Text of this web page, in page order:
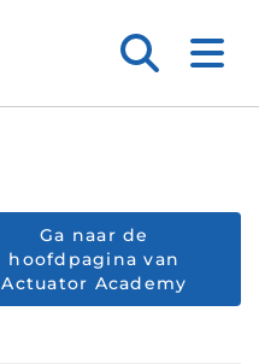
Ga naar de
hoofdpagina van
Actuator Academy